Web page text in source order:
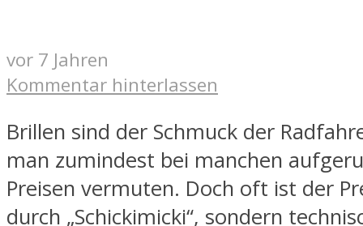
vor 7 Jahren
Kommentar hinterlassen
Brillen sind der Schmuck der
man zumindest bei manchen
Preisen vermuten. Doch oft ist der
durch „Schickimicki“, sondern